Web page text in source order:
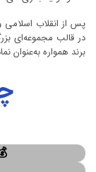
پس از انقلاب اسلامی
در قالب مجموعه‌ای
برند همواره به‌عنوان